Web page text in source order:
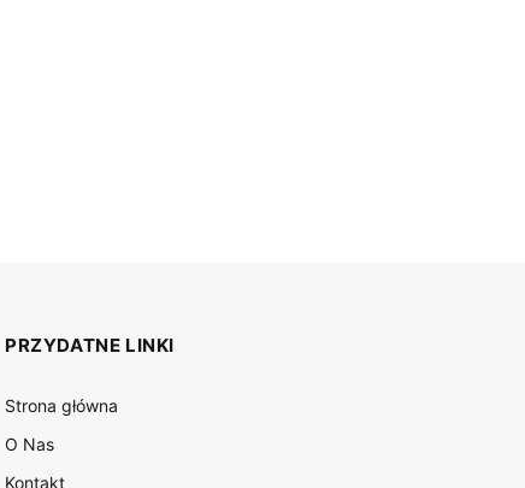
PRZYDATNE LINKI
Strona główna
O Nas
Kontakt